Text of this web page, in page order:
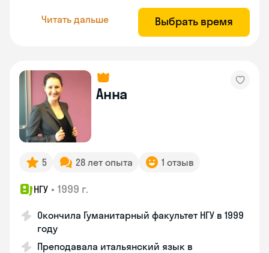
Читать дальше Выбрать время
Анна
5 28 лет опыта 1 отзыв
НГУ • 1999 г.
Окончила Гуманитарный факультет НГУ в 1999
году
Преподавала итальянский язык в